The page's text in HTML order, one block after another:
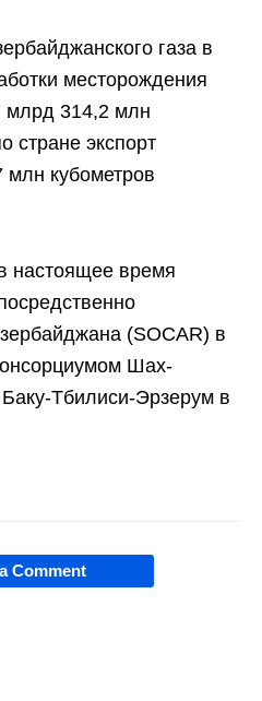
газа в
месторождения
млрд 314,2 млн
стране экспорт
млн кубометров
настоящее время
(SOCAR) в
Шах-
Тбилиси-Эрзерум в
Comment